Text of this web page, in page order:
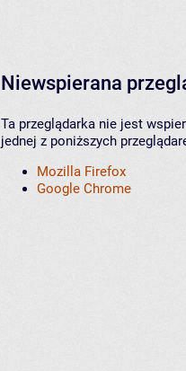
Niewspierana
Ta przeglądarka nie jest
jednej z poniższych
Mozilla Firefox
Google Chrome